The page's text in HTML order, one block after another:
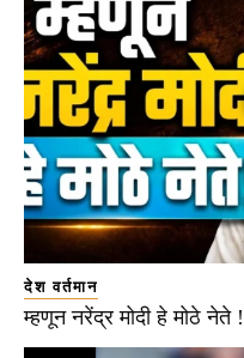
देश वर्तमान
म्हणून नरेंद्र मोदी हे मोठे नेते !